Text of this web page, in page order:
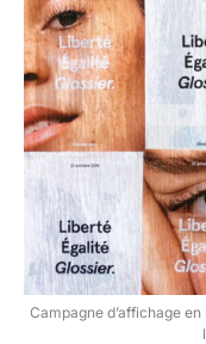
Campagne d’affichage